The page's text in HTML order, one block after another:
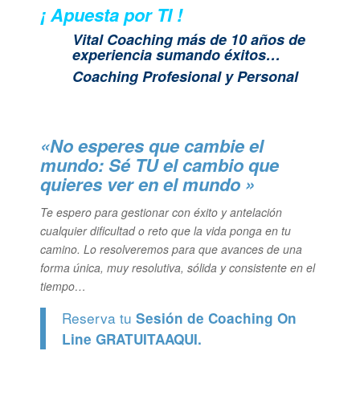
¡ Apuesta por TI !
Vital Coaching más de 10 años de
experiencia sumando éxitos…
Coaching Profesional y Personal
«No esperes que cambie el
mundo: Sé TU el cambio que
quieres ver en el mundo »
Te espero para gestionar con éxito y antelación
cualquier dificultad o reto que la vida ponga en tu
camino. Lo resolveremos para que avances de una
forma única, muy resolutiva, sólida y consistente en el
tiempo…
Reserva tu Sesión de Coaching On
Line GRATUITAAQUI.